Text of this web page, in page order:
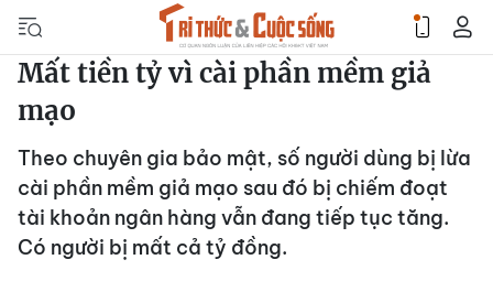
Mất tiền tỷ vì cài phần mềm giả
mạo
Theo chuyên gia bảo mật, số người dùng bị lừa
cài phần mềm giả mạo sau đó bị chiếm đoạt
tài khoản ngân hàng vẫn đang tiếp tục tăng.
Có người bị mất cả tỷ đồng.